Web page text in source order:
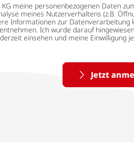
meine personenbezogenen Daten
meines Nutzerverhaltens (z.B.
Informationen zur Datenverarbeitung
entnehmen. Ich wurde darauf
einsehen und meine Einwilligung
Jetzt